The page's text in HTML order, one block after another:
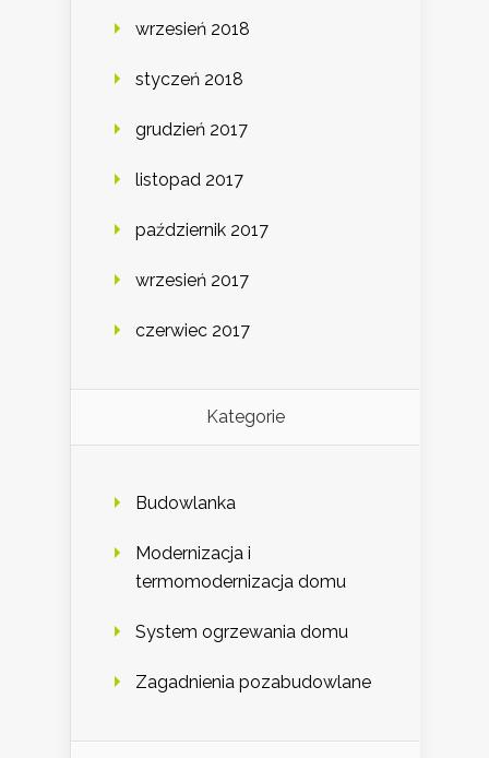
wrzesień 2018
styczeń 2018
grudzień 2017
listopad 2017
październik 2017
wrzesień 2017
czerwiec 2017
Kategorie
Budowlanka
Modernizacja i
termomodernizacja domu
System ogrzewania domu
Zagadnienia pozabudowlane